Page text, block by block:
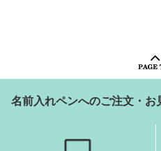
名前入れペンへのご注文・